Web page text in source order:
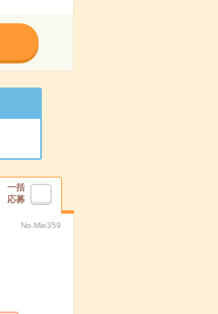
一括
応募
No.Mie359